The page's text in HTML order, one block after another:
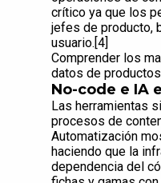
crítico ya que los
jefes de producto,
usuario.[4]
Comprender los
datos de
No-code e IA
Las herramientas
procesos de
Automatización
haciendo que la
dependencia del